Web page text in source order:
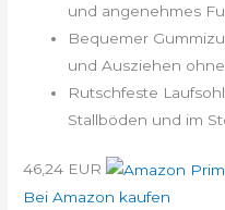
und angenehmes
Bequemer
und Ausziehen ohne
Rutschfeste
Stallböden und im
46,24 EUR
Bei Amazon kaufen